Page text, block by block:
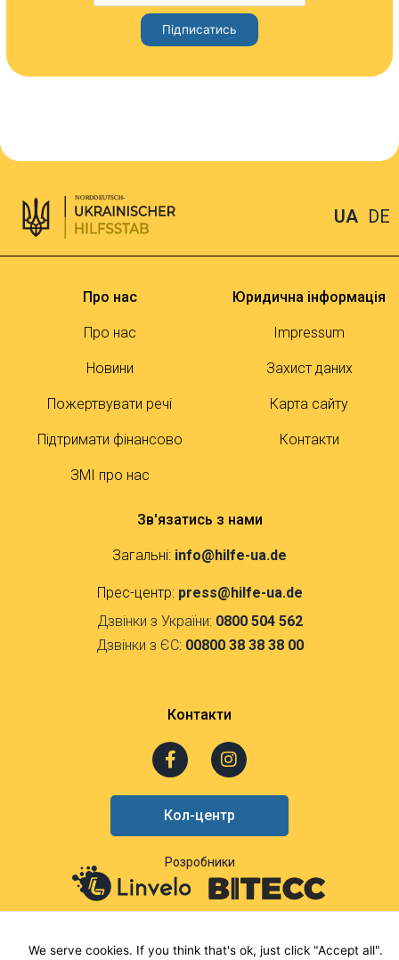
UA DE
Про нас
Про нас
Новини
Пожертвувати речі
Підтримати фінансово
ЗМІ про нас
Юридична інформація
Impressum
Захист даних
Карта сайту
Контакти
Зв'язатись з нами
Загальні: info@hilfe-ua.de
Прес-центр: press@hilfe-ua.de
Дзвінки з України: 0800 504 562
Дзвінки з ЄС: 00800 38 38 38 00
Контакти
F
a
b
o
o
k
-
f
I
n
a
g
r
a
m
Кол-центр
Розробники
We serve cookies. If you think that's ok, just click "Accept all".